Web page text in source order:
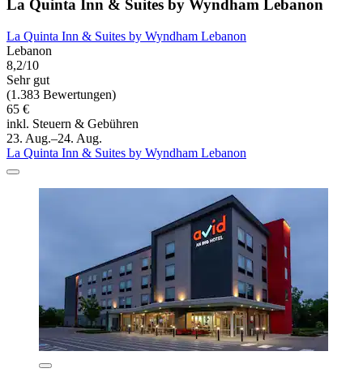
La Quinta Inn & Suites by Wyndham Lebanon
La Quinta Inn & Suites by Wyndham Lebanon
Lebanon
8,2/10
Sehr gut
(1.383 Bewertungen)
65 €
inkl. Steuern & Gebühren
23. Aug.–24. Aug.
La Quinta Inn & Suites by Wyndham Lebanon